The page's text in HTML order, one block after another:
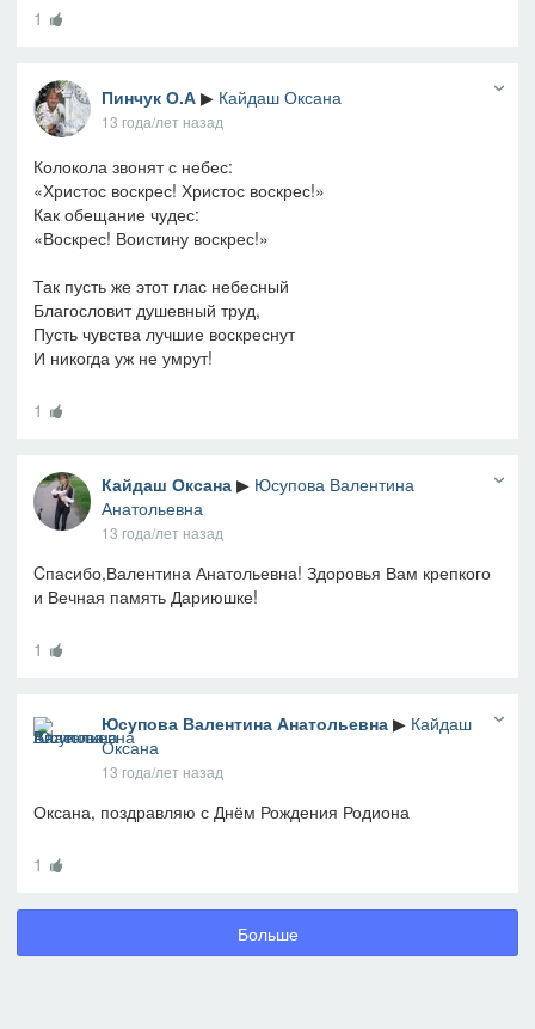
1
Пинчук О.А ▶ Кайдаш Оксана
13 года/лет назад
Колокола звонят с небес:
«Христос воскрес! Христос воскрес!»
Как обещание чудес:
«Воскрес! Воистину воскрес!»
Так пусть же этот глас небесный
Благословит душевный труд,
Пусть чувства лучшие воскреснут
И никогда уж не умрут!
1
Кайдаш Оксана ▶ Юсупова Валентина
Анатольевна
13 года/лет назад
Cпасибо,Валентина Анатольевна! Здоровья Вам крепкого
и Вечная память Дариюшке!
1
Юсупова Валентина Анатольевна ▶ Кайдаш
Оксана
13 года/лет назад
Оксана, поздравляю с Днём Рождения Родиона
1
Больше